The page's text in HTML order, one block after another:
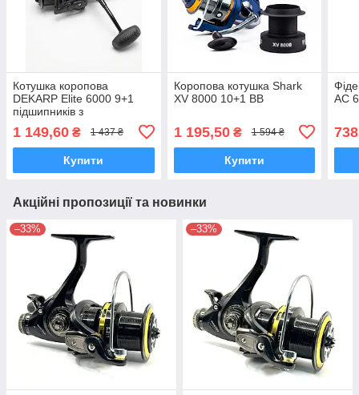
Котушка коропова
DEKARP Elite 6000 9+1
підшипників з
1 149,60 ₴ 1 437 ₴
Купити
Коропова котушка Shark
XV 8000 10+1 BB
1 195,50₴ 1 594 ₴
Купити
AC
738
Акційні пропозиції та новинки
–33% –33%